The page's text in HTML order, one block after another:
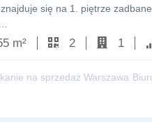
się na 1. piętrze
m² 2 1
na sprzedaż Warszawa